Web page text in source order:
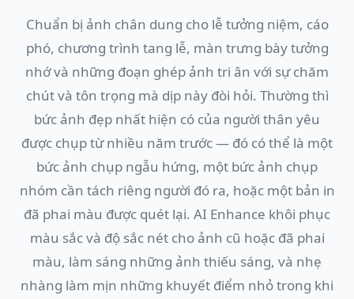
Chuẩn bị ảnh chân dung cho lễ tưởng niệm, cáo
phó, chương trình tang lễ, màn trưng bày tưởng
nhớ và những đoạn ghép ảnh tri ân với sự chăm
chút và tôn trọng mà dịp này đòi hỏi. Thường thì
bức ảnh đẹp nhất hiện có của người thân yêu
được chụp từ nhiều năm trước — đó có thể là một
bức ảnh chụp ngẫu hứng, một bức ảnh chụp
nhóm cần tách riêng người đó ra, hoặc một bản in
đã phai màu được quét lại. AI Enhance khôi phục
màu sắc và độ sắc nét cho ảnh cũ hoặc đã phai
màu, làm sáng những ảnh thiếu sáng, và nhẹ
nhàng làm mịn những khuyết điểm nhỏ trong khi